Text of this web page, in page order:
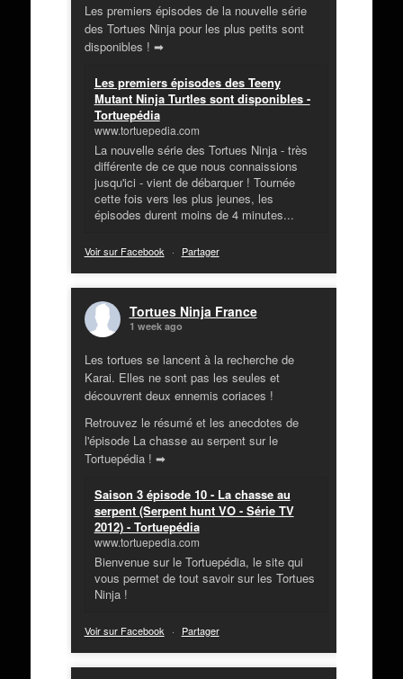
Les premiers épisodes de la nouvelle série
des Tortues Ninja pour les plus petits sont
disponibles ! ➡
Les premiers épisodes des Teeny
Mutant Ninja Turtles sont disponibles -
Tortuepédia
www.tortuepedia.com
La nouvelle série des Tortues Ninja - très
différente de ce que nous connaissions
jusqu'ici - vient de débarquer ! Tournée
cette fois vers les plus jeunes, les
épisodes durent moins de 4 minutes...
Voir sur Facebook · Partager
Tortues Ninja France
1 week ago
Les tortues se lancent à la recherche de
Karai. Elles ne sont pas les seules et
découvrent deux ennemis coriaces !
Retrouvez le résumé et les anecdotes de
l'épisode La chasse au serpent sur le
Tortuepédia ! ➡
Saison 3 épisode 10 - La chasse au
serpent (Serpent hunt VO - Série TV
2012) - Tortuepédia
www.tortuepedia.com
Bienvenue sur le Tortuepédia, le site qui
vous permet de tout savoir sur les Tortues
Ninja !
Voir sur Facebook · Partager